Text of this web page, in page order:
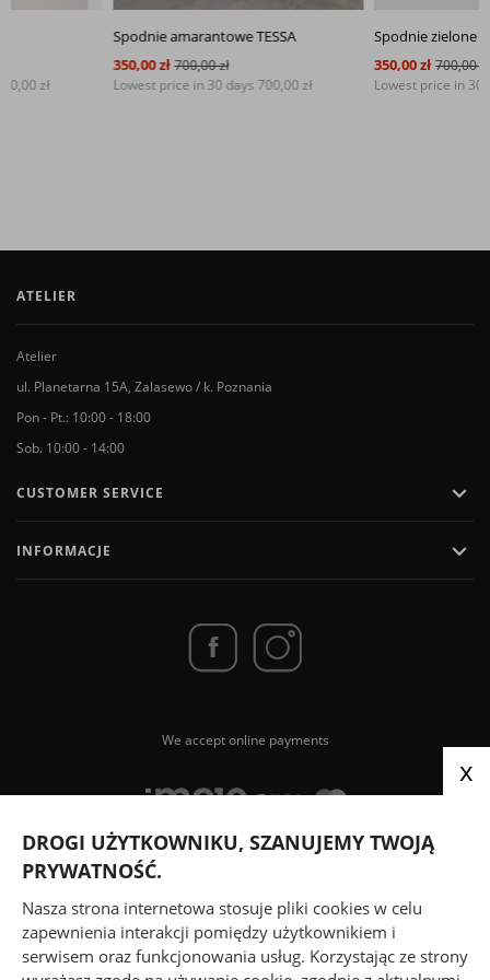
Spodnie amarantowe TESSA
700,00 zł
Lowest price in 30 days 700,00 zł
Spodnie zielone TESSA
700,00 zł
Lowest price in 30 days 700,00 zł
ATELIER
Atelier
ul. Planetarna 15A, Zalasewo / k. Poznania
Pon - Pt.: 10:00 - 18:00
Sob. 10:00 - 14:00
CUSTOMER SERVICE 
INFORMACJE 
We accept online payments
DROGI UŻYTKOWNIKU, SZANUJEMY TWOJĄ
PRYWATNOŚĆ.
Nasza strona internetowa stosuje pliki cookies w celu
zapewnienia interakcji pomiędzy użytkownikiem i
serwisem oraz funkcjonowania usług. Korzystając ze strony
x